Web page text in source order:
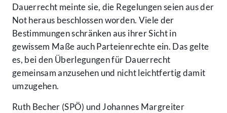
Dauerrecht meinte sie, die Regelungen seien aus der
Not heraus beschlossen worden. Viele der
Bestimmungen schränken aus ihrer Sicht in
gewissem Maße auch Parteienrechte ein. Das gelte
es, bei den Überlegungen für Dauerrecht
gemeinsam anzusehen und nicht leichtfertig damit
umzugehen.
Ruth Becher (SPÖ) und Johannes Margreiter